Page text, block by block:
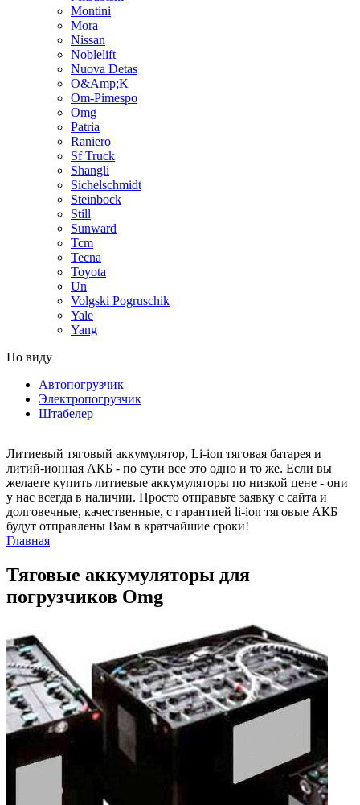
Montini
Mora
Nissan
Noblelift
Nuova Detas
O&Amp;K
Om-Pimespo
Omg
Patria
Raniero
Sf Truck
Shangli
Sichelschmidt
Steinbock
Still
Sunward
Tcm
Tecna
Toyota
Un
Volgski Pogruschik
Yale
Yang
По виду
Автопогрузчик
Электропогрузчик
Штабелер
Литиевый тяговый аккумулятор, Li-ion тяговая батарея и
литий-ионная АКБ - по сути все это одно и то же. Если вы
желаете купить литиевые аккумуляторы по низкой цене - они
у нас всегда в наличии. Просто отправьте заявку с сайта и
долговечные, качественные, с гарантией li-ion тяговые АКБ
будут отправлены Вам в кратчайшие сроки!
Главная
Тяговые аккумуляторы для
погрузчиков Omg